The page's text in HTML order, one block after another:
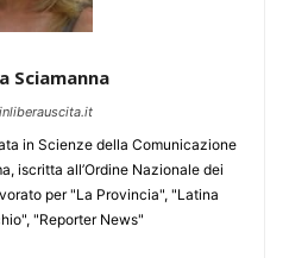
Sciamanna
in Scienze della Comunicazione
iscritta all’Ordine Nazionale dei
per "La Provincia", "Latina
"Reporter News"